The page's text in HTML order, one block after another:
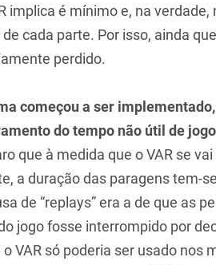
implica é mínimo e, na
cada parte. Por isso, ainda
perdido.
começou a ser
do tempo não útil de
que à medida que o VAR se
a duração das paragens tem-
de “replays” era a de que as
jogo fosse interrompido por
VAR só poderia ser usado nos